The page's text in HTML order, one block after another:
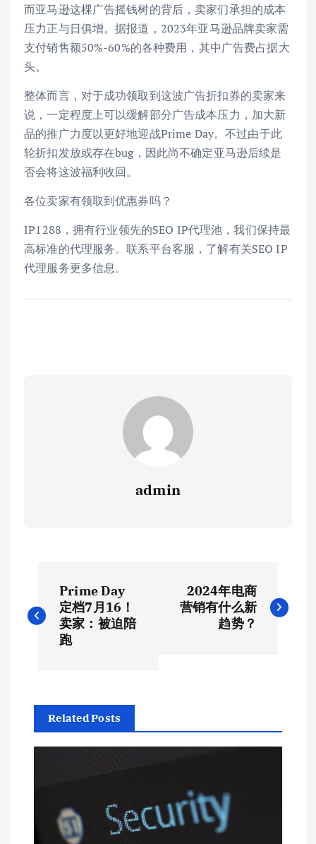
而亚马逊这棵广告摇钱树的背后，卖家们承担的成本
压力正与日俱增。据报道，2023年亚马逊品牌卖家需
支付销售额50%-60%的各种费用，其中广告费占据大
头。
整体而言，对于成功领取到这波广告折扣券的卖家来
说，一定程度上可以缓解部分广告成本压力，加大新
品的推广力度以更好地迎战Prime Day。不过由于此
轮折扣发放或存在bug，因此尚不确定亚马逊后续是
否会将这波福利收回。
各位卖家有领取到优惠券吗？
IP1288，拥有行业领先的SEO IP代理池，我们保持最
高标准的代理服务。联系平台客服，了解有关SEO IP
代理服务更多信息。
admin
章
Prime Day
定档7月16！
卖家：被迫陪
跑
2024年电商
营销有什么新
趋势？
Related Posts